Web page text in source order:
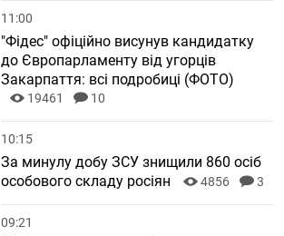
11:00
"Фідес" офіційно висунув кандидатку
до Європарламенту від угорців
Закарпаття: всі подробиці (ФОТО)
19461 10
10:15
За минулу добу ЗСУ знищили 860 осіб
особового складу росіян
4856 3
09:21